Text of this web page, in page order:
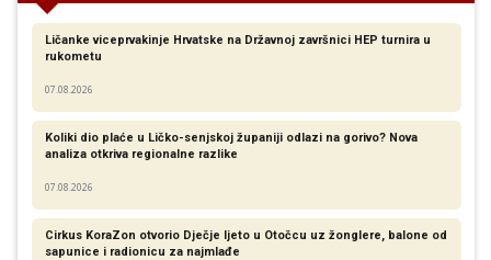
Ličanke viceprvakinje Hrvatske na Državnoj završnici HEP turnira u
rukometu
07.08.2026
Koliki dio plaće u Ličko-senjskoj županiji odlazi na gorivo? Nova
analiza otkriva regionalne razlike​
07.08.2026
Cirkus KoraZon otvorio Dječje ljeto u Otočcu uz žonglere, balone od
sapunice i radionicu za najmlađe